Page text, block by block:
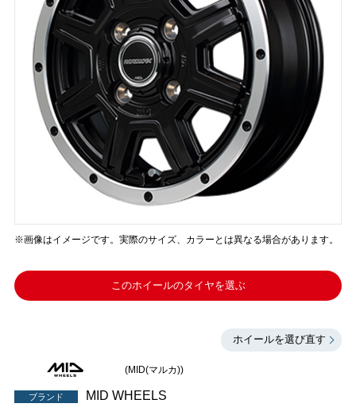
※画像はイメージです。実際のサイズ、カラーとは異なる場合があります。
このホイールのタイヤを選ぶ
ホイールを選び直す
(MID(マルカ))
ブランド MID WHEELS